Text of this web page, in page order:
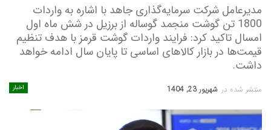
مدیرعامل شرکت سرمایه‌گذاری جاهد با اشاره به واردات
1800 تن گوشت منجمد گوساله از برزیل در شش ماه اول
امسال تاکید کرد: فرایند واردات گوشت قرمز با هدف تنظیم
قیمت‌ها در بازار کالاهای اساسی تا پایان سال ادامه خواهد
داشت.
اخبار منتشر شده در شهریور 23, 1404